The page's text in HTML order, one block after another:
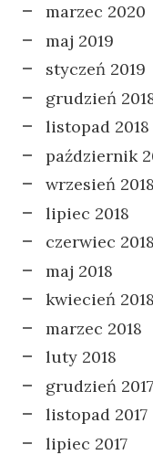
marzec 2020
maj 2019
styczeń 2019
grudzień
listopad 2018
październik
wrzesień 2018
lipiec 2018
czerwiec 2018
maj 2018
kwiecień 2018
marzec 2018
luty 2018
grudzień 2017
listopad 2017
lipiec 2017